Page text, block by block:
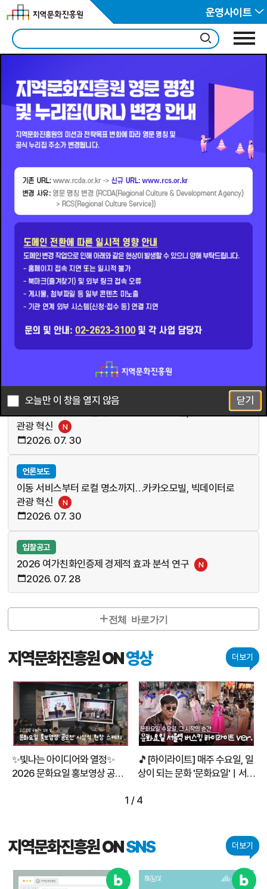
운영사이트
2/4
알림소식
전체 바로가기
공지사항 언론보도
2026 <구석구석> 문화가 있는 날 사업 효과 분석을 위한
기초연구
N
언론보도
이동 서비스부터 로컬 명소까지…카카오모빌, 빅데이터로
관광 혁신
N
2026. 07. 30
언론보도
이동 서비스부터 로컬 명소까지…카카오모빌, 빅데이터로
관광 혁신
N
2026. 07. 30
입찰공고
2026 여가친화인증제 경제적 효과 분석 연구 N
2026. 07. 28
지역문화진흥원 ON영상 더보기
1 / 4
✨빛나는 아이디어와 열정✨
2026 문화요일 홍보영상 공모
🎵[하이라이트] 매주 수요일, 일
상이 되는 문화 '문화요일'ㅣ서울
지역문화진흥원 ONSNS 더보기
오늘만 이 창을 열지 않음 닫기